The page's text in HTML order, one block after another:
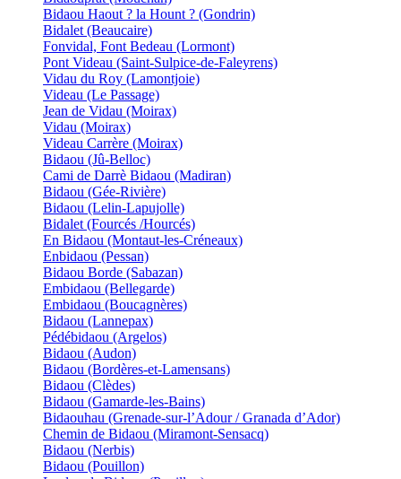
Bidaou Haout ? la Hount ? (Gondrin)
Bidalet (Beaucaire)
Fonvidal, Font Bedeau (Lormont)
Pont Videau (Saint-Sulpice-de-Faleyrens)
Vidau du Roy (Lamontjoie)
Videau (Le Passage)
Jean de Vidau (Moirax)
Vidau (Moirax)
Videau Carrère (Moirax)
Bidaou (Jû-Belloc)
Cami de Darrè Bidaou (Madiran)
Bidaou (Gée-Rivière)
Bidaou (Lelin-Lapujolle)
Bidalet (Fourcés /Hourcés)
En Bidaou (Montaut-les-Créneaux)
Enbidaou (Pessan)
Bidaou Borde (Sabazan)
Embidaou (Bellegarde)
Embidaou (Boucagnères)
Bidaou (Lannepax)
Pédébidaou (Argelos)
Bidaou (Audon)
Bidaou (Bordères-et-Lamensans)
Bidaou (Clèdes)
Bidaou (Gamarde-les-Bains)
Bidaouhau (Grenade-sur-l’Adour / Granada d’Ador)
Chemin de Bidaou (Miramont-Sensacq)
Bidaou (Nerbis)
Bidaou (Pouillon)